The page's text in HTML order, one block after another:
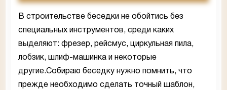
В строительстве беседки не обойтись без
специальных инструментов, среди каких
выделяют: фрезер, рейсмус, циркульная пила,
лобзик, шлиф-машинка и некоторые
другие.Собираю беседку нужно помнить, что
прежде необходимо сделать точный шаблон,